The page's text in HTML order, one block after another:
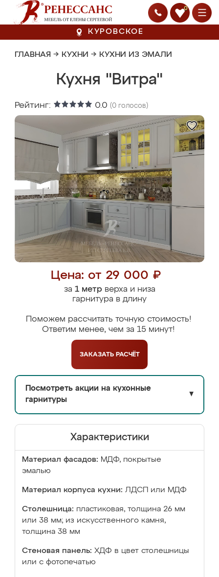
0
КУРОВСКОЕ
ГЛАВНАЯ → КУХНИ → КУХНИ ИЗ ЭМАЛИ
Кухня "Витра"
Рейтинг: 0.0 (0 голосов)
Цена: от 29 000 ₽
за 1 метрверха и низа
гарнитура в длину
Поможем рассчитать точную стоимость!
Ответим менее, чем за 15 минут!
ЗАКАЗАТЬ РАСЧЁТ
Посмотреть акции на кухонные
гарнитуры
▼
Характеристики
Материал фасадов: МДФ, покрытые
эмалью
Материал корпуса кухни: ЛДСП или МДФ
Столешница: пластиковая, толщина 26 мм
или 38 мм; из искусственного камня,
толщина 38 мм
Стеновая панель: ХДФ в цвет столешницы
или с фотопечатью